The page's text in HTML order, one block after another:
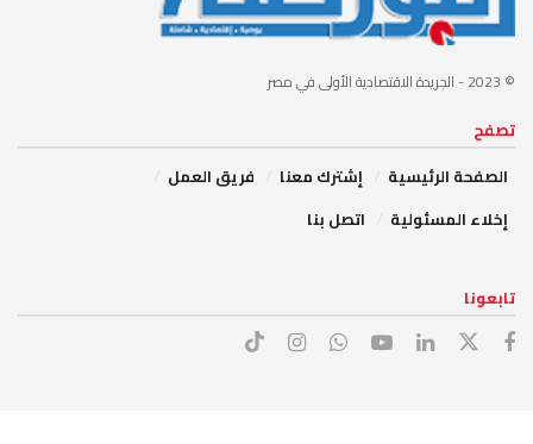
© 2023 - الجريدة الاقتصادية الأولى في مصر
تصفح
الصفحة الرئيسية
إشترك معنا
فريق العمل
إخلاء المسئولية
اتصل بنا
تابعونا